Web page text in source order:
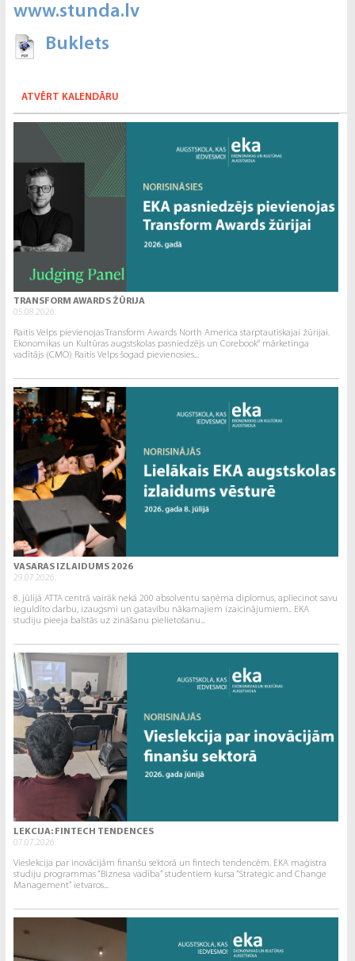
www.stunda.lv
Buklets
ATVĒRT KALENDĀRU
TRANSFORM AWARDS ŽŪRIJA
05.08.2026.
Raitis Velps pievienojas Transform Awards North America starptautiskajai žūrijai.
Ekonomikas un Kultūras augstskolas pasniedzējs un Corebook° mārketinga
vadītājs (CMO) Raitis Velps šogad pievienosies...
VASARAS IZLAIDUMS 2026
29.07.2026.
8. jūlijā ATTA centrā vairāk nekā 200 absolventu saņēma diplomus, apliecinot savu
ieguldīto darbu, izaugsmi un gatavību nākamajiem izaicinājumiem.. EKA
studiju pieeja balstās uz zināšanu pielietošanu...
LEKCIJA: FINTECH TENDENCES
07.07.2026.
Vieslekcija par inovācijām finanšu sektorā un fintech tendencēm. EKA maģistra
studiju programmas “Biznesa vadība” studentiem kursa “Strategic and Change
Management” ietvaros...